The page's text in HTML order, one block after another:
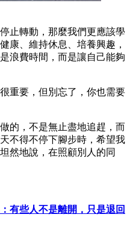
止轉動，那麼我們更應該學
康、維持休息、培養興趣，
浪費時間，而是讓自己能夠
重要，但別忘了，你也需要
的，不是無止盡地追趕，而
不得不停下腳步時，希望我
然地說，在照顧別人的同
有些人不是離開，只是退回